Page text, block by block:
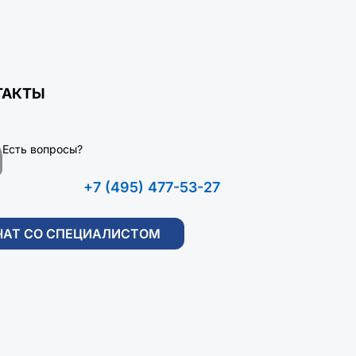
Есть вопросы?
+7 (495) 477-53-27
СО СПЕЦИАЛИСТОМ